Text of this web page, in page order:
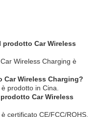
prodotto Car Wireless
Wireless Charging è
Wireless Charging?
prodotto in Cina.
Car Wireless
certificato CE/FCC/ROHS.